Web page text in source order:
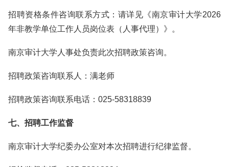
招聘资格条件咨询联系方式：请详见《南京审计大学2026
年非教学单位工作人员岗位表（人事代理）》。
南京审计大学人事处负责此次招聘政策咨询。
招聘政策咨询联系人：满老师
招聘政策咨询联系电话：025-58318839
七、招聘工作监督
南京审计大学纪委办公室对本次招聘进行纪律监督。